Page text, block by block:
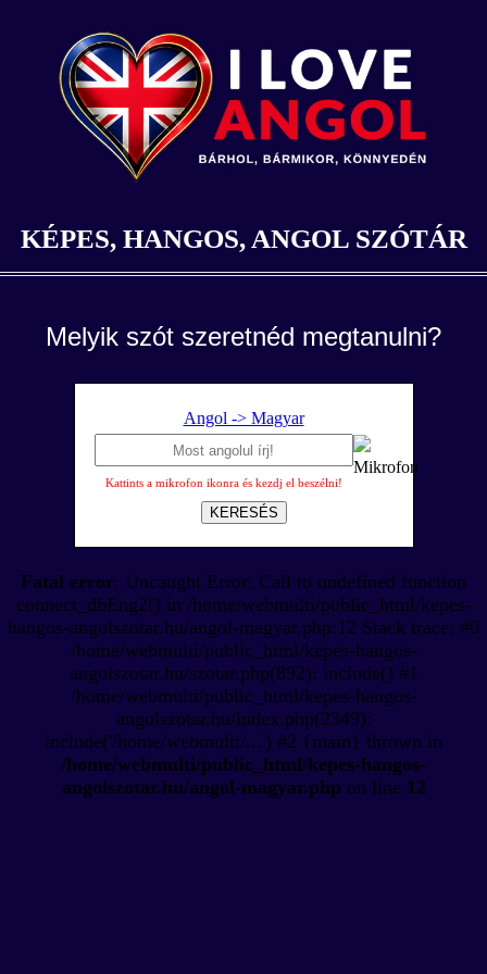
KÉPES, HANGOS, ANGOL SZÓTÁR
Melyik szót szeretnéd megtanulni?
Angol -> Magyar
Kattints a mikrofon ikonra és kezdj el beszélni!
KERESÉS
Fatal error: Uncaught Error: Call to undefined function
connect_dbEng2() in /home/webmulti/public_html/kepes-
hangos-angolszotar.hu/angol-magyar.php:12 Stack trace: #0
/home/webmulti/public_html/kepes-hangos-
angolszotar.hu/szotar.php(892): include() #1
/home/webmulti/public_html/kepes-hangos-
angolszotar.hu/index.php(2349):
include('/home/webmulti/...') #2 {main} thrown in
/home/webmulti/public_html/kepes-hangos-
angolszotar.hu/angol-magyar.php on line 12